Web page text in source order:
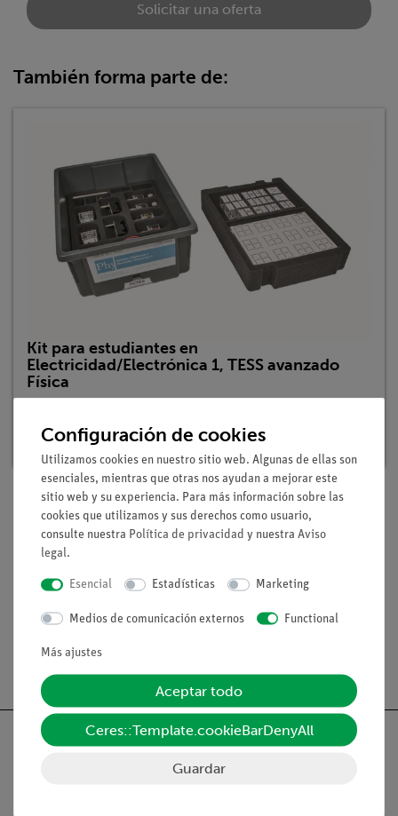
Solicitar una oferta
También forma parte de:
Kit para estudiantes en
Electricidad/Electrónica 1, TESS avanzado
Física
Plazo de entrega: En stock
Volumen de suministro
Medios / Descargas
Configuración de cookies
Utilizamos cookies en nuestro sitio web. Algunas de ellas son
esenciales, mientras que otras nos ayudan a mejorar este
sitio web y su experiencia. Para más información sobre las
cookies que utilizamos y sus derechos como usuario,
consulte nuestra Política de privacidad y nuestra Aviso
legal.
Esencial Estadísticas Marketing
Medios de comunicación externos Functional
Más ajustes
Aceptar todo
Ceres::Template.cookieBarDenyAll
Guardar